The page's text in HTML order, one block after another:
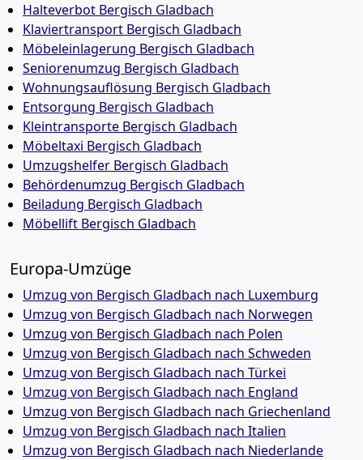
Halteverbot Bergisch Gladbach
Klaviertransport Bergisch Gladbach
Möbeleinlagerung Bergisch Gladbach
Seniorenumzug Bergisch Gladbach
Wohnungsauflösung Bergisch Gladbach
Entsorgung Bergisch Gladbach
Kleintransporte Bergisch Gladbach
Möbeltaxi Bergisch Gladbach
Umzugshelfer Bergisch Gladbach
Behördenumzug Bergisch Gladbach
Beiladung Bergisch Gladbach
Möbellift Bergisch Gladbach
Europa-Umzüge
Umzug von Bergisch Gladbach nach Luxemburg
Umzug von Bergisch Gladbach nach Norwegen
Umzug von Bergisch Gladbach nach Polen
Umzug von Bergisch Gladbach nach Schweden
Umzug von Bergisch Gladbach nach Türkei
Umzug von Bergisch Gladbach nach England
Umzug von Bergisch Gladbach nach Griechenland
Umzug von Bergisch Gladbach nach Italien
Umzug von Bergisch Gladbach nach Niederlande